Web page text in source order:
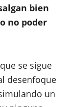
bien
no poder
se sigue
desenfoque
un